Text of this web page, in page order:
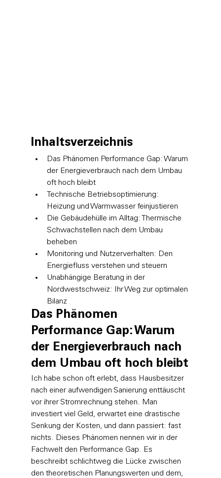
Inhaltsverzeichnis
Das Phänomen Performance Gap: Warum
der Energieverbrauch nach dem Umbau
oft hoch bleibt
Technische Betriebsoptimierung:
Heizung und Warmwasser feinjustieren
Die Gebäudehülle im Alltag: Thermische
Schwachstellen nach dem Umbau
beheben
Monitoring und Nutzerverhalten: Den
Energiefluss verstehen und steuern
Unabhängige Beratung in der
Nordwestschweiz: Ihr Weg zur optimalen
Bilanz
Das Phänomen
Performance Gap: Warum
der Energieverbrauch nach
dem Umbau oft hoch bleibt
Ich habe schon oft erlebt, dass Hausbesitzer
nach einer aufwendigen Sanierung enttäuscht
vor ihrer Stromrechnung stehen. Man
investiert viel Geld, erwartet eine drastische
Senkung der Kosten, und dann passiert: fast
nichts. Dieses Phänomen nennen wir in der
Fachwelt den Performance Gap. Es
beschreibt schlichtweg die Lücke zwischen
den theoretischen Planungswerten und dem,